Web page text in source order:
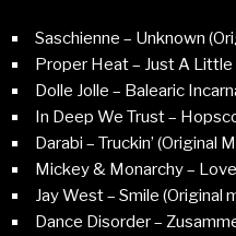
Saschienne – Unknown
Proper Heat – Just A Little
Dolle Jolle – Balearic
In Deep We Trust –
Darabi – Truckin’ (Original
Mickey & Monarchy –
Jay West – Smile (Original
Dance Disorder –